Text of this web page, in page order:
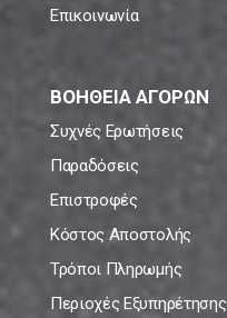
Επικοινωνία
ΒΟΗΘΕΙΑ ΑΓΟΡΩΝ
Συχνές Ερωτήσεις
Παραδόσεις
Επιστροφές
Κόστος Αποστολής
Τρόποι Πληρωμής
Περιοχές Εξυπηρέτησης